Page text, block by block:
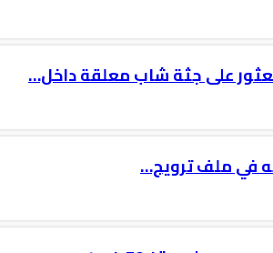
على جثة شاب معلقة داخل…
في ملف ترويج…